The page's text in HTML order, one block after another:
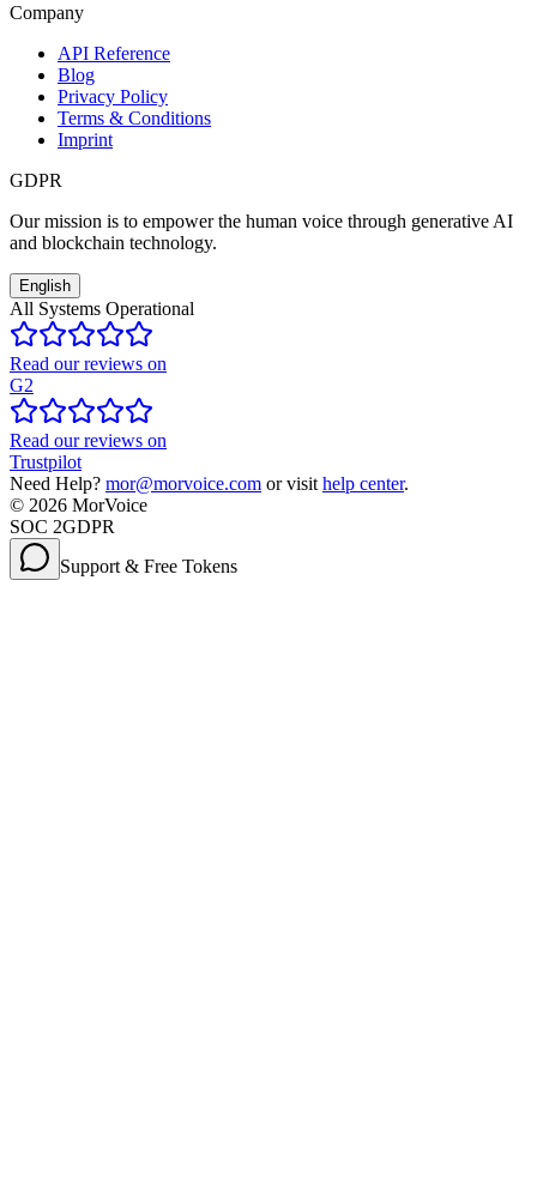
Company
API Reference
Blog
Privacy Policy
Terms & Conditions
Imprint
GDPR
Our mission is to empower the human voice through generative AI
and blockchain technology.
English
All Systems Operational
Read our reviews on
G2
Read our reviews on
Trustpilot
Need Help? mor@morvoice.com or visit help center.
© 2026 MorVoice
SOC 2GDPR
Support & Free Tokens